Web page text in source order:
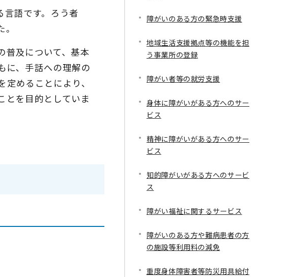
語です。ろう者
普及について、基本
に、手話への理解の
めることにより、
とを目的としていま
障がいのある方の緊急時支援
地域生活支援拠点等の機能を担
う事業所の登録
障がい者等の就労支援
身体に障がいがある方へのサー
ビス
精神に障がいがある方へのサー
ビス
知的障がいがある方へのサービ
ス
障がい福祉に関するサービス
障がいのある方や難病患者の方
の施設等利用料の減免
重度身体障害者等防災用具給付